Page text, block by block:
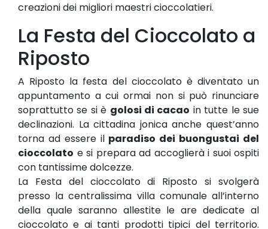
creazioni dei migliori maestri cioccolatieri.
La Festa del Cioccolato a
Riposto
A Riposto la festa del cioccolato è diventato un
appuntamento a cui ormai non si può rinunciare
soprattutto se si è golosi di cacao in tutte le sue
declinazioni. La cittadina jonica anche quest’anno
torna ad essere il paradiso dei buongustai del
cioccolato e si prepara ad accoglierà i suoi ospiti
con tantissime dolcezze.
La Festa del cioccolato di Riposto si svolgerà
presso la centralissima villa comunale all’interno
della quale saranno allestite le are dedicate al
cioccolato e ai tanti prodotti tipici del territorio.